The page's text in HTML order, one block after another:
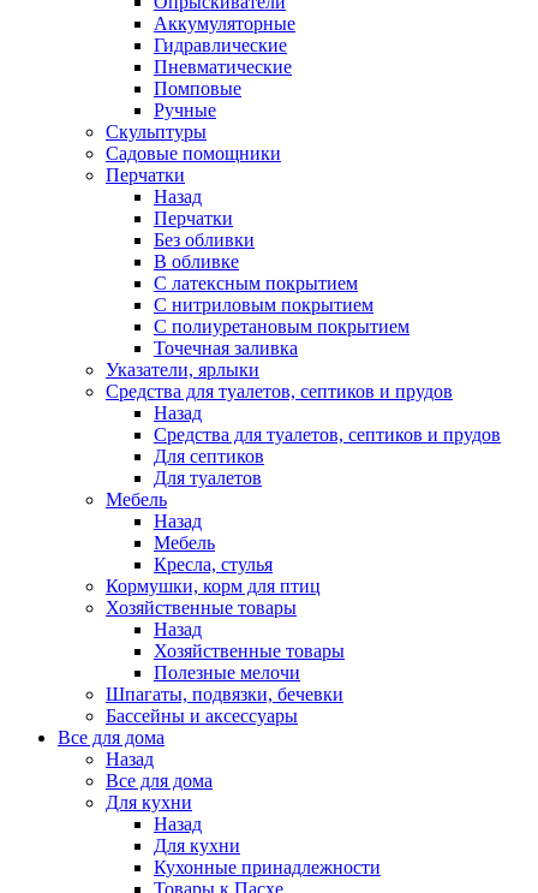
Аккумуляторные
Гидравлические
Пневматические
Помповые
Ручные
Скульптуры
Садовые помощники
Перчатки
Назад
Перчатки
Без обливки
В обливке
С латексным покрытием
С нитриловым покрытием
С полиуретановым покрытием
Точечная заливка
Указатели, ярлыки
Средства для туалетов, септиков и прудов
Назад
Средства для туалетов, септиков и прудов
Для септиков
Для туалетов
Мебель
Назад
Мебель
Кресла, стулья
Кормушки, корм для птиц
Хозяйственные товары
Назад
Хозяйственные товары
Полезные мелочи
Шпагаты, подвязки, бечевки
Бассейны и аксессуары
Все для дома
Назад
Все для дома
Для кухни
Назад
Для кухни
Кухонные принадлежности
Товары к Пасхе